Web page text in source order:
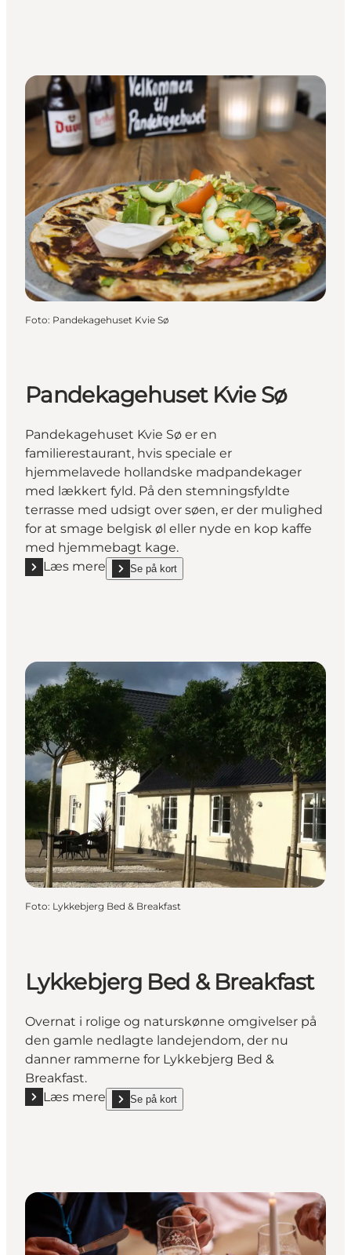
Foto: Pandekagehuset Kvie Sø
Pandekagehuset Kvie Sø
Pandekagehuset Kvie Sø er en
familierestaurant, hvis speciale er
hjemmelavede hollandske madpandekager
med lækkert fyld. På den stemningsfyldte
terrasse med udsigt over søen, er der mulighed
for at smage belgisk øl eller nyde en kop kaffe
med hjemmebagt kage.
Læs mere
Læs mere "Pandekagehuset Kvie Sø"
Se på kort
show Pandekagehuset Kvie Sø on_map
Foto: Lykkebjerg Bed & Breakfast
Lykkebjerg Bed & Breakfast
Overnat i rolige og naturskønne omgivelser på
den gamle nedlagte landejendom, der nu
danner rammerne for Lykkebjerg Bed &
Breakfast.
Læs mere
Læs mere "Lykkebjerg Bed & Breakfast"
Se på kort
show Lykkebjerg Bed & Breakfast on_map